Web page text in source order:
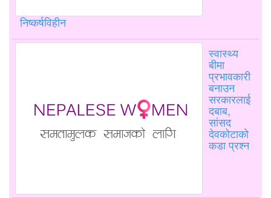
निष्कर्षविहीन
स्वास्थ्य
बीमा
प्रभावकारी
बनाउन
सरकारलाई
दबाब,
सांसद
देवकोटाको
कडा प्रश्न